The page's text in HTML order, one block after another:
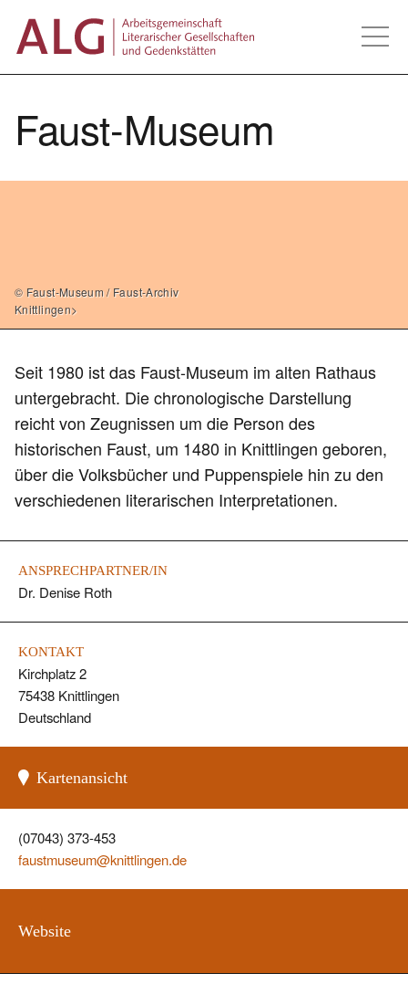
Inhalt
ALG -
Faust-Museum
© Faust-Museum / Faust-Archiv
Knittlingen>
Seit 1980 ist das Faust-Museum im alten Rathaus
untergebracht. Die chronologische Darstellung
reicht von Zeugnissen um die Person des
historischen Faust, um 1480 in Knittlingen geboren,
über die Volksbücher und Puppenspiele hin zu den
verschiedenen literarischen Interpretationen.
ANSPRECHPARTNER/IN
Dr. Denise Roth
KONTAKT
Kirchplatz 2
75438 Knittlingen
Deutschland
Kartenansicht
(07043) 373-453
faustmuseum@knittlingen.de
Website